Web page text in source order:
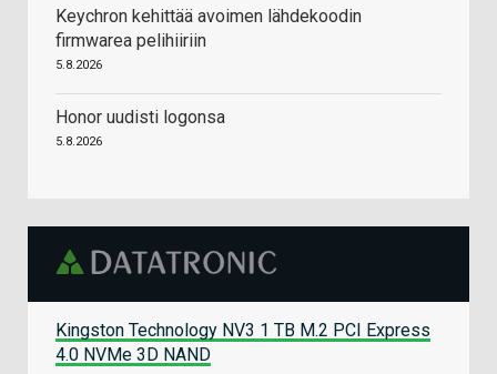
Keychron kehittää avoimen lähdekoodin
firmwarea pelihiiriin
5.8.2026
Honor uudisti logonsa
5.8.2026
Kingston Technology NV3 1 TB M.2 PCI Express
4.0 NVMe 3D NAND